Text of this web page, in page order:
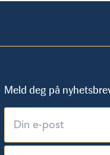
Meld deg på